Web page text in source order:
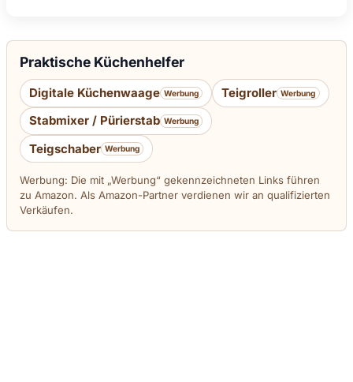
Praktische Küchenhelfer
Digitale Küchenwaage Werbung Teigroller Werbung
Stabmixer / Pürierstab Werbung
Teigschaber Werbung
Werbung: Die mit „Werbung“ gekennzeichneten Links führen
zu Amazon. Als Amazon-Partner verdienen wir an qualifizierten
Verkäufen.